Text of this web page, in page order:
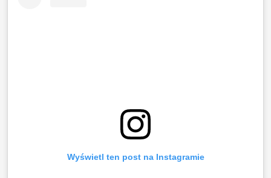
Wyświetl ten post na Instagramie